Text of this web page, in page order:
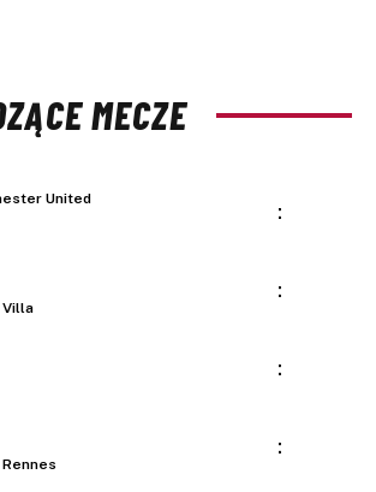
MECZE
United
:
:
:
: